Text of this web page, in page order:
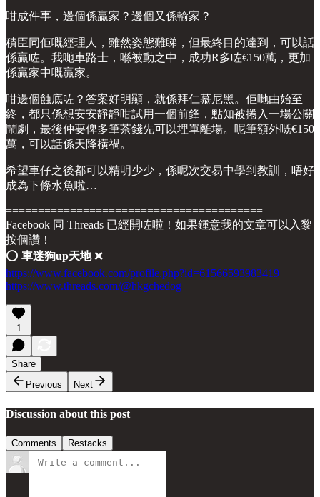
咁成件事，邊個係贏家？邊個又係輸家？
積臣同佢嘅經理人，雖然姿態難睇，但最終目的達到，可以話
係贏咗。我哋車路士，喺被動之中，成功R多咗€150萬，更加
係贏家中嘅贏家。
咁邊個蝕底咗？答案好明顯，就係拜仁慕尼黑。佢哋由始至
終，都只係想安安靜靜咁試用一個前鋒，點知被捲入一場公關
鬧劇，最後仲要俾多筆茶錢先可以埋單離場。呢筆額外嘅€150
萬，可以話係天降橫禍。
希望車仔之後都可以精明少少，係呢次交易中學到教訓，唔好
成為下條水魚啦…
========================================
Facebook 同 Threads 已經開咗啦！如果鍾意我的文章可以入黎
按個讚！
⭕️ 車迷狗up天地❌
https://www.facebook.com/profile.php?id=61566593983419
https://www.threads.com/@hkgchedog
1
Share
Previous
Next
Discussion about this post
Comments Restacks